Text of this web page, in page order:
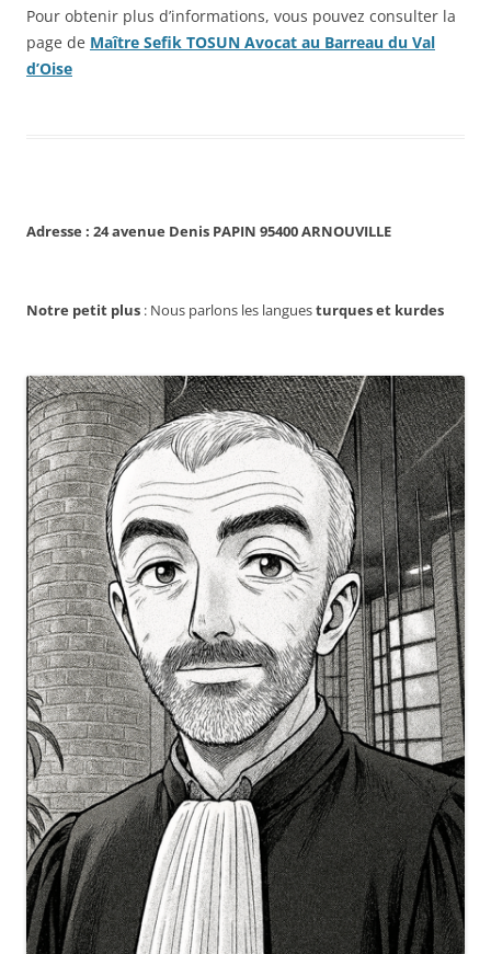
Pour obtenir plus d’informations, vous pouvez consulter la
page de Maître Sefik TOSUN Avocat au Barreau du Val
d’Oise
Adresse : 24 avenue Denis PAPIN 95400 ARNOUVILLE
Notre petit plus : Nous parlons les languesturques et kurdes